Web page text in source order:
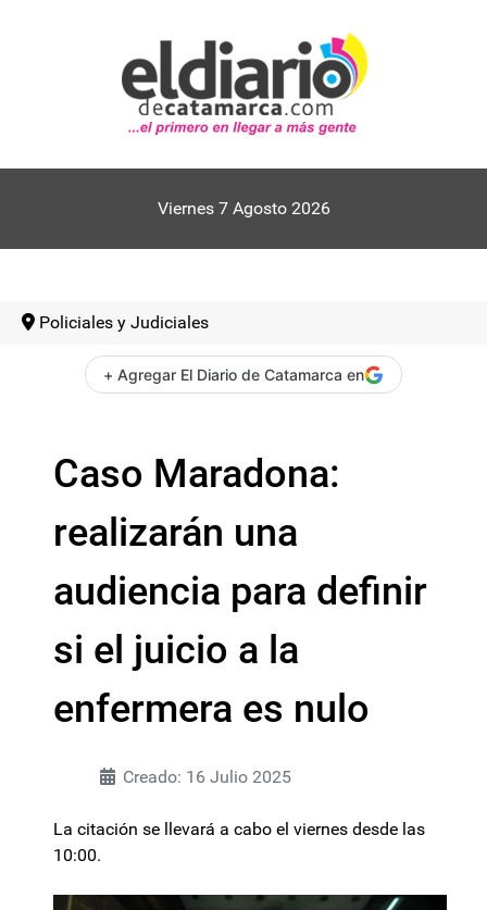
Viernes 7 Agosto 2026
Policiales y Judiciales
+ Agregar El Diario de Catamarca en
Caso Maradona:
realizarán una
audiencia para definir
si el juicio a la
enfermera es nulo
Creado: 16 Julio 2025
La citación se llevará a cabo el viernes desde las
10:00.